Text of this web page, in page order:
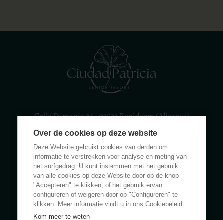
Calle Rumanía 26 · 03503 Benidorm (Alicante)
(+34) 965 855 100
apartamentos@ciudadpatricia.com
OVER ONS
Over de cookies op deze website
Deze Website gebruikt cookies van derden om
informatie te verstrekken voor analyse en meting van
het surfgedrag. U kunt instemmen met het gebruik
van alle cookies op deze Website door op de knop
"Accepteren" te klikken, of het gebruik ervan
configureren of weigeren door op "Configureren" te
klikken. Meer informatie vindt u in ons Cookiebeleid.
Kom meer te weten